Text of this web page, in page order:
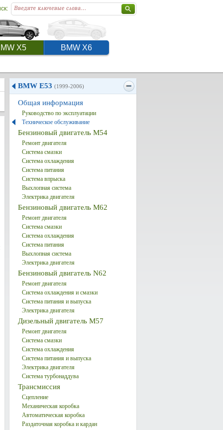
X5 BMW X6
BMW E53 (1999-2006)
Общая информация
Руководство по эксплуатации
Техническое обслуживание
Бензиновый двигатель M54
Ремонт двигателя
Система смазки
Система охлаждения
Система питания
Система впрыска
Выхлопная система
Электрика двигателя
Бензиновый двигатель M62
Ремонт двигателя
Система смазки
Система охлаждения
Система питания
Выхлопная система
Электрика двигателя
Бензиновый двигатель N62
Ремонт двигателя
Система охлаждения и смазки
Система питания и выпуска
Электрика двигателя
Дизельный двигатель М57
Ремонт двигателя
Система смазки
Система охлаждения
Система питания и выпуска
Электрика двигателя
Система турбонаддува
Трансмиссия
Сцепление
Механическая коробка
Автоматическая коробка
Раздаточная коробка и кардан